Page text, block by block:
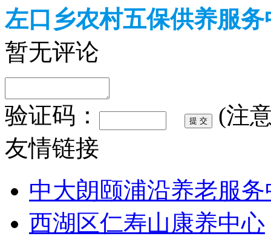
左口乡农村五保供养服
暂无评论
验证码：
(注
友情链接
中大朗颐浦沿养老服务
西湖区仁寿山康养中心